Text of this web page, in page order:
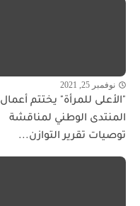
نوفمبر 25, 2021
"الأعلى للمرأة" يختتم أعمال
المنتدى الوطني لمناقشة
توصيات تقرير التوازن...